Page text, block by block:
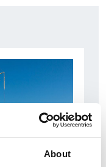
About